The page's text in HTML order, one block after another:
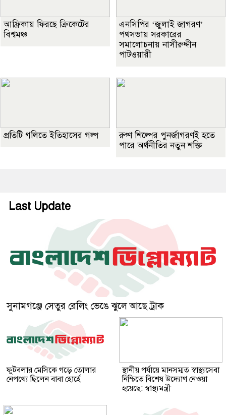
আফ্রিকায় ফিরছে ক্রিকেটের
বিশ্বমঞ্চ
এনসিপির ‘জুলাই জাগরণ’
পথসভায় সরকারের
সমালোচনায় নাসীরুদ্দীন
পাটওয়ারী
প্রতিটি গলিতে ইতিহাসের গল্প
রুগ্ণ শিল্পের পুনর্জাগরণই হতে
পারে অর্থনীতির নতুন শক্তি
Last Update
সুনামগঞ্জে সেতুর রেলিং ভেঙে ঝুলে আছে ট্রাক
ফুটবলার মেসিকে গড়ে তোলার
নেপথ্যে ছিলেন বাবা হোর্হে
স্থানীয় পর্যায়ে মানসম্মত স্বাস্থ্যসেবা
নিশ্চিতে বিশেষ উদ্যোগ নেওয়া
হয়েছে: স্বাস্থ্যমন্ত্রী